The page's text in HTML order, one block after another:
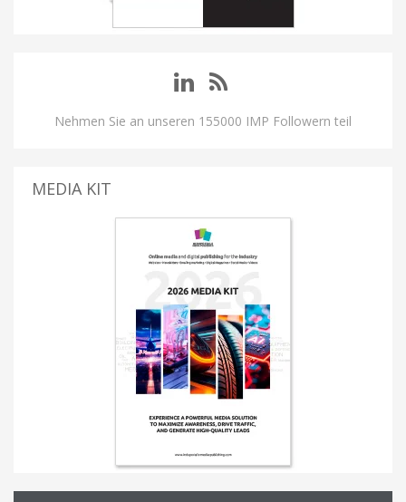
Nehmen Sie an unseren 155000 IMP Followern teil
MEDIA KIT